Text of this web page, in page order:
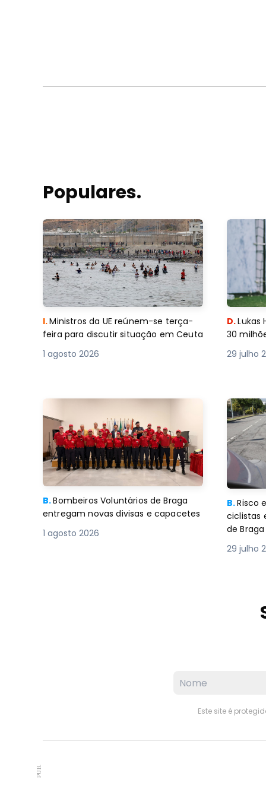
Populares.
I.Ministros da UE reúnem-se terça-
feira para discutir situação em Ceuta
1 agosto 2026
D.Lukas
30
29 julho
B.Bombeiros Voluntários de Braga
entregam novas divisas e capacetes
1 agosto 2026
B.Risco
ciclistas
de Braga
29 julho
Este site é
PUB.